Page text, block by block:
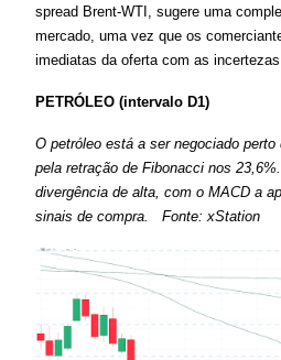
spread Brent-WTI, sugere uma
mercado, uma vez que os
imediatas da oferta com as
PETRÓLEO (intervalo D1)
O petróleo está a ser negociado
pela retração de Fibonacci nos 23,6%.
divergência de alta, com o MACD a
sinais de compra.
Fonte: xStation